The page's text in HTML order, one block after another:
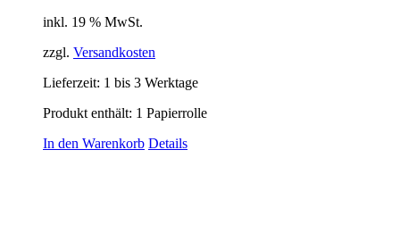
inkl. 19 % MwSt.
zzgl. Versandkosten
Lieferzeit: 1 bis 3 Werktage
Produkt enthält: 1 Papierrolle
In den Warenkorb Details